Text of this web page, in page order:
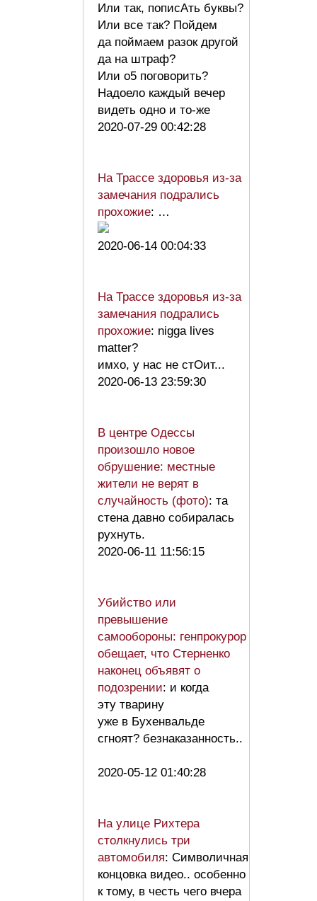
Или так, пописАть буквы?
Или все так? Пойдем
да поймаем разок другой
да на штраф?
Или о5 поговорить?
Надоело каждый вечер
видеть одно и то-же
2020-07-29 00:42:28
На Трассе здоровья из-за
замечания подрались
прохожие: …
2020-06-14 00:04:33
На Трассе здоровья из-за
замечания подрались
прохожие: nigga lives
matter?
имхо, у нас не стОит...
2020-06-13 23:59:30
В центре Одессы
произошло новое
обрушение: местные
жители не верят в
случайность (фото): та
стена давно собиралась
рухнуть.
2020-06-11 11:56:15
Убийство или
превышение
самообороны: генпрокурор
обещает, что Стерненко
наконец объявят о
подозрении: и когда
эту тварину
уже в Бухенвальде
сгноят? безнаказанность..
2020-05-12 01:40:28
На улице Рихтера
столкнулись три
автомобиля: Символичная
концовка видео.. особенно
к тому, в честь чего вчера